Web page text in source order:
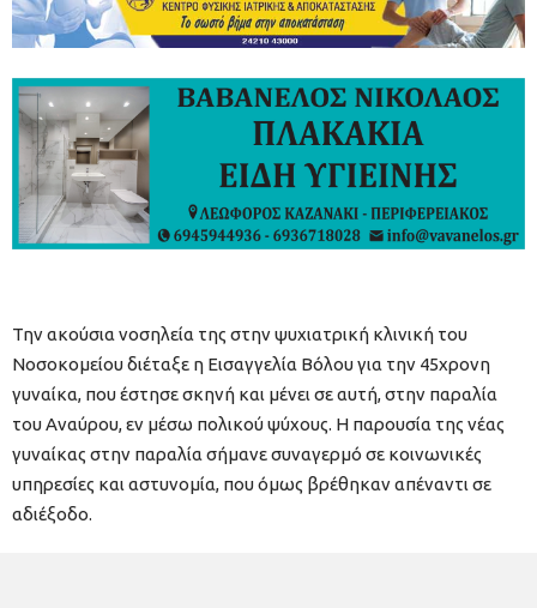
Την ακούσια νοσηλεία της στην ψυχιατρική κλινική του
Νοσοκομείου διέταξε η Εισαγγελία Βόλου για την 45χρονη
γυναίκα, που έστησε σκηνή και μένει σε αυτή, στην παραλία
του Αναύρου, εν μέσω πολικού ψύχους. Η παρουσία της νέας
γυναίκας στην παραλία σήμανε συναγερμό σε κοινωνικές
υπηρεσίες και αστυνομία, που όμως βρέθηκαν απέναντι σε
αδιέξοδο.